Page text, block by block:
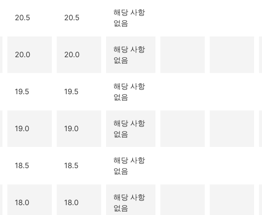
20.5 20.5
해당 사항
없음
20.0 20.0
해당 사항
없음
19.5 19.5
해당 사항
없음
19.0 19.0
해당 사항
없음
18.5 18.5
해당 사항
없음
18.0 18.0
해당 사항
없음